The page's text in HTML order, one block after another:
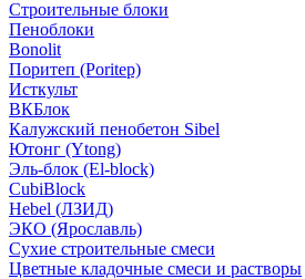
Строительные блоки
Пеноблоки
Bonolit
Поритеп (Poritep)
Исткульт
ВКБлок
Калужский пенобетон Sibel
Ютонг (Ytong)
Эль-блок (El-block)
CubiBlock
Hebel (ЛЗИД)
ЭКО (Ярославль)
Сухие строительные смеси
Цветные кладочные смеси и растворы